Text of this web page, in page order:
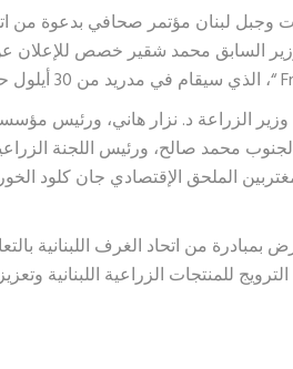
وجبل لبنان مؤتمر صحافي بدعوة من
السابق محمد شقير خصص
الزراعة د. نزار هاني، ورئيس
محمد صالح، ورئيس اللجنة الزراعية
الملحق الإقتصادي جان كلود
بمبادرة من اتحاد الغرف اللبنانية
للمنتجات الزراعية اللبنانية